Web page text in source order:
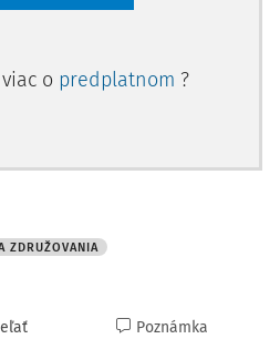
o predplatnom ?
ZDRUŽOVANIA
Poznámka